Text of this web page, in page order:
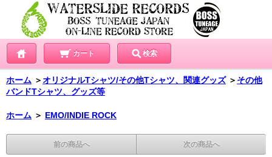
カート 検索
ホーム ＞オリジナルTシャツ/その他Tシャツ、関連グッズ ＞ その他
バンドTシャツ、グッズ等
ホーム ＞ EMO/INDIE ROCK
前の商品へ 次の商品へ